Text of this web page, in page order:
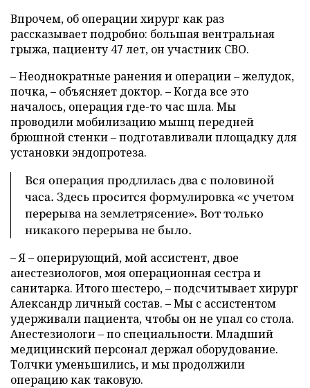
Впрочем, об операции хирург как раз
рассказывает подробно: большая вентральная
грыжа, пациенту 47 лет, он участник СВО.
– Неоднократные ранения и операции – желудок,
почка, – объясняет доктор. – Когда все это
началось, операция где-то час шла. Мы
проводили мобилизацию мышц передней
брюшной стенки – подготавливали площадку для
установки эндопротеза.
Вся операция продлилась два с половиной
часа. Здесь просится формулировка «с учетом
перерыва на землетрясение». Вот только
никакого перерыва не было.
– Я – оперирующий, мой ассистент, двое
анестезиологов, моя операционная сестра и
санитарка. Итого шестеро, – подсчитывает хирург
Александр личный состав. – Мы с ассистентом
удерживали пациента, чтобы он не упал со стола.
Анестезиологи – по специальности. Младший
медицинский персонал держал оборудование.
Толчки уменьшились, и мы продолжили
операцию как таковую.